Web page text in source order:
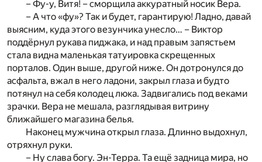
– Фу-у, Витя! – сморщила аккуратный носик Вера.
– А что «фу»? Так и будет, гарантирую! Ладно, давай
выясним, куда этого везунчика унесло… – Виктор
поддёрнул рукава пиджака, и над правым запястьем
стала видна маленькая татуировка скрещенных
порталов. Один выше, другой ниже. Он дотронулся до
асфальта, вжал в него ладони, закрыл глаза и будто
потянул на себя колодец люка. Задвигались под веками
зрачки. Вера не мешала, разглядывая витрину
ближайшего магазина белья.
Наконец мужчина открыл глаза. Длинно выдохнул,
отряхнул руки.
– Ну слава богу. Эн-Терра. Та ещё задница мира, но